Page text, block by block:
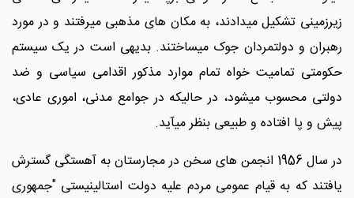
زیرزمینی تشکیل میدادند، به مکان های مذهبی میرفتند و در مورد
رهبران و دولتمردان جوک میساختند. بدیهی است در یک سیستم
حکومتی تمامیت خواه تمام موارد مذکور اقدامی سیاسی و ضد
دولتی محسوب میشود، در حالیکه در جوامع مدنی، اموری عادی،
پیش و پا افتاده و طبیعی بنظر میآید.
در سال 1956 انجمن های سخن در مجارستان به آهستگی گسترش
یافتند که به قیام عمومی مردم علیه دولت استالینیستی "جمهوری